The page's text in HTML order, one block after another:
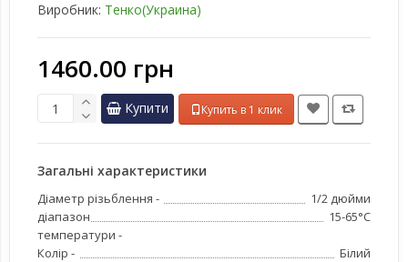
Виробник: Тенко(Украина)
1460.00 грн
Купити Купить в 1 клик
Загальні характеристики
Діаметр різьблення -
1/2 дюйми
діапазон
температури -
15-65°C
Колір -
Білий